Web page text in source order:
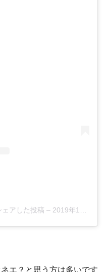
アした投稿 – 2019年12月月23日午前1時39分PST
エ？と思う方は多いです